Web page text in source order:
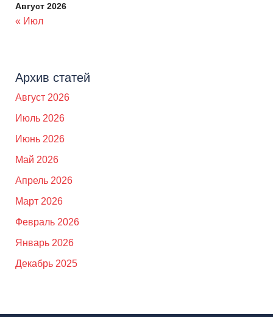
Август 2026
« Июл
Архив статей
Август 2026
Июль 2026
Июнь 2026
Май 2026
Апрель 2026
Март 2026
Февраль 2026
Январь 2026
Декабрь 2025